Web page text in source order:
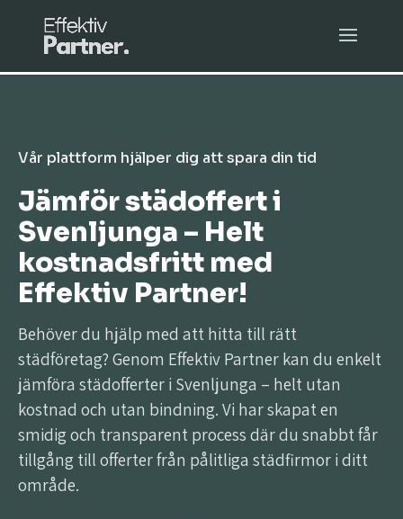
Vår plattform hjälper dig att spara din tid
Jämför städoffert i
Svenljunga – Helt
kostnadsfritt med
Effektiv Partner!
Behöver du hjälp med att hitta till rätt
städföretag? Genom Effektiv Partner kan du enkelt
jämföra städofferter i Svenljunga – helt utan
kostnad och utan bindning. Vi har skapat en
smidig och transparent process där du snabbt får
tillgång till offerter från pålitliga städfirmor i ditt
område.